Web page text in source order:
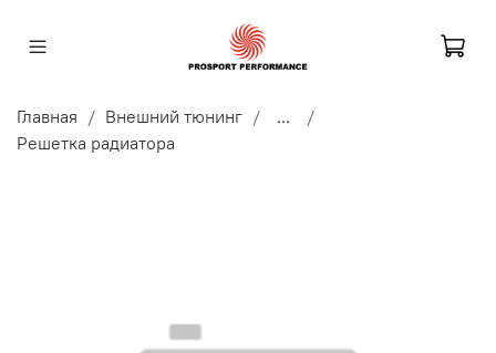
Главная Внешний тюнинг
...
Решетка радиатора